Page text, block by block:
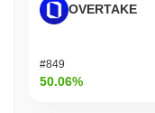
OVERTAKE
#849
50.06%